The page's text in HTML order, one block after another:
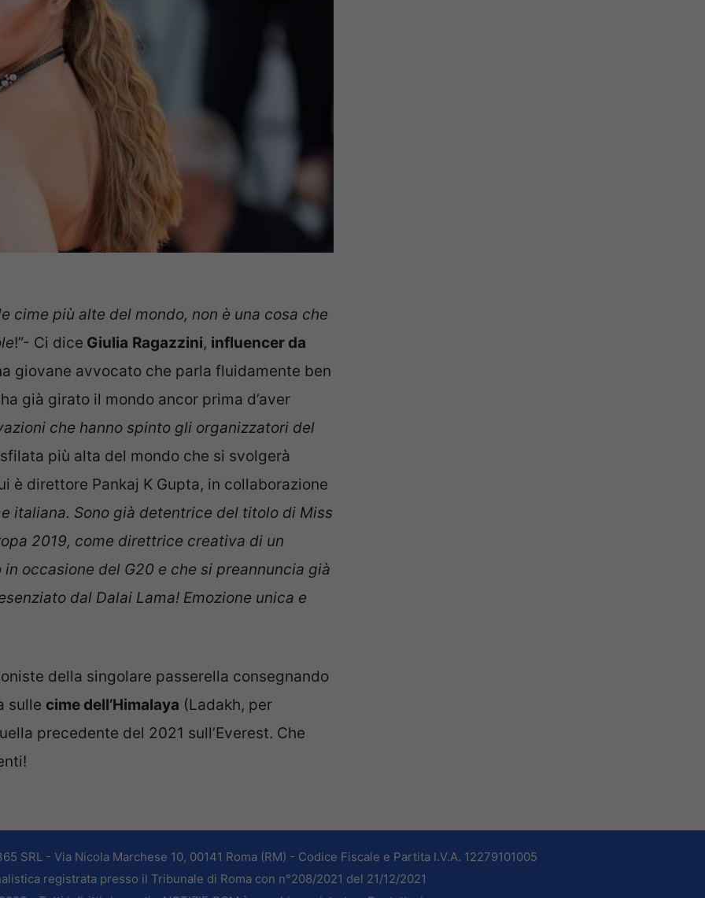
cime più alte del mondo, non è una cosa che
!”- Ci dice Giulia Ragazzini, influencer da
giovane avvocato che parla fluidamente ben
già girato il mondo ancor prima d’aver
che hanno spinto gli organizzatori del
più alta del mondo che si svolgerà
è direttore Pankaj K Gupta, in collaborazione
italiana. Sono già detentrice del titolo di Miss
2019, come direttrice creativa di un
occasione del G20 e che si preannuncia già
dal Dalai Lama! Emozione unica e
della singolare passerella consegnando
sulle cime dell’Himalaya (Ladakh, per
precedente del 2021 sull’Everest. Che
SRL - Via Nicola Marchese 10, 00141 Roma (RM) - Codice Fiscale e Partita I.V.A. 12279101005
registrata presso il Tribunale di Roma con n°208/2021 del 21/12/2021